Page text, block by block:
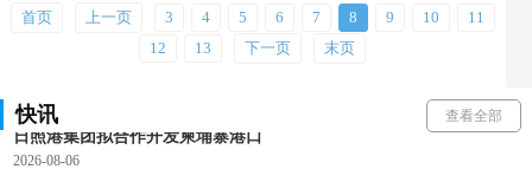
首页 上一页 3 4 5 6 7 8 9 10
11
12
13 下一页 末页
快讯 查看全部
2026-08-06
贝索斯年内首次减持亚马逊股票，套现近3.5亿美元
日照港集团拟合作开发柬埔寨港口
2026-08-06